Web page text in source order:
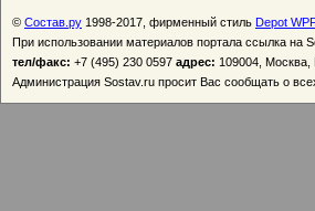
© Состав.ру 1998-2017, фирменный стиль Depot
При использовании материалов портала ссылка на
тел/факс: +7 (495) 230 0597 адрес: 109004, Москва,
Администрация Sostav.ru просит Вас сообщать о